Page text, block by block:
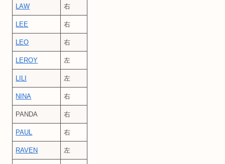
LAW 右
LEE 右
LEO 右
LEROY 左
LILI 左
NINA 右
PANDA 右
PAUL 右
RAVEN 左